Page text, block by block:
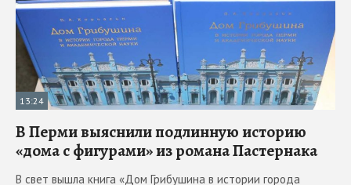
13:24
В Перми выяснили подлинную историю
«дома с фигурами» из романа Пастернака
В свет вышла книга «Дом Грибушина в истории города